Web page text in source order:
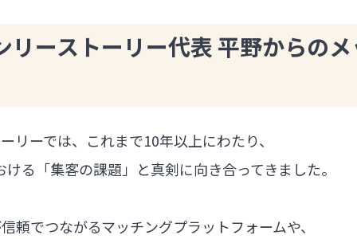
リーストーリー代表 平野からの
リーでは、これまで10年以上にわたり、
る「集客の課題」と真剣に向き合ってきました。
頼でつながるマッチングプラットフォームや、